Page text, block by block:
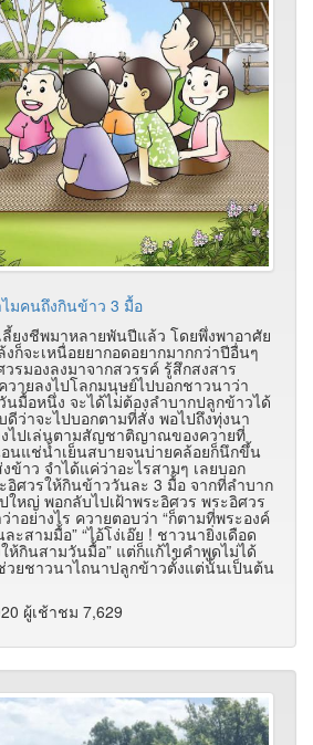
มคนถึงกินข้าว 3 มื้อ
ยงชีพมาหลายพันปีแล้ว โดยพึ่งพาอาศัย
ก็จะเหนื่อยยากอดอยากมากกว่าปีอื่นๆ
รมองลงมาจากสวรรค์ รู้สึกสงสาร
วายลงไปโลกมนุษย์ไปบอกชาวนาว่า
นมื้อหนึ่ง จะได้ไม่ต้องลำบากปลูกข้าวได้
ว่าจะไปบอกตามที่สั่ง พอไปถึงทุ่งนา
ไปเล่นตามสัญชาติญาณของควายที่
นแช่น้ำเย็นสบายจนบ่ายคล้อยก็นึกขึ้น
ข้าว จำได้แค่ว่าอะไรสามๆ เลยบอก
อิศวรให้กินข้าววันละ 3 มื้อ จากที่ลำบาก
ใหญ่ พอกลับไปเฝ้าพระอิศวร พระอิศวร
าอย่างไร ควายตอบว่า “ก็ตามที่พระองค์
ะสามมื้อ” “ไอ้โง่เอ๊ย ! ชาวนายิ่งเดือด
ห้กินสามวันมื้อ” แต่ก็แก้ไขคำพูดไม่ได้
วยชาวนาไถนาปลูกข้าวตั้งแต่นั้นเป็นต้น
ผู้เช้าชม 7,629